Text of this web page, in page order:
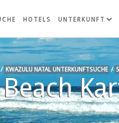
HOTELS UNTERKUNFT
/ KWAZULU NATAL UNTERKUNFTSUCHE /